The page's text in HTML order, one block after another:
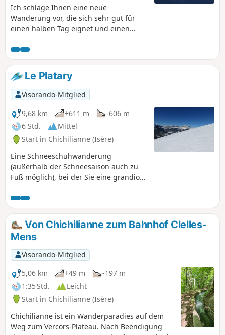
Ich schlage Ihnen eine neue
Wanderung vor, die sich sehr gut für
einen halben Tag eignet und einen
Gipfel der Côte Rouge bietet.
Le Platary
Visorando-Mitglied
9,68 km
+611 m
-606 m
6 Std.
Mittel
Start in Chichilianne (Isère)
Eine Schneeschuhwanderung
(außerhalb der Schneesaison auch zu
Fuß möglich), bei der Sie eine grandiose
können. (!) Vorsicht während der
Almzeit, da zwischen (3) und (4) Herden
und Patous (Schutzhunde) anwesend
sind. Siehe Praktische Informationen.
Von Chichilianne zum Bahnhof Clelles-
Mens
Visorando-Mitglied
5,06 km
+49 m
-197 m
1:35 Std.
Leicht
Start in Chichilianne (Isère)
Chichilianne ist ein Wanderparadies auf dem
Weg zum Vercors-Plateau. Nach Beendigung